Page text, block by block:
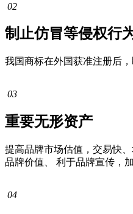
02
制止仿冒等侵权行
我国商标在外国获准注册后
03
重要无形资产
提高品牌市场估值，交易快
品牌价值、 利于品牌宣传，
04